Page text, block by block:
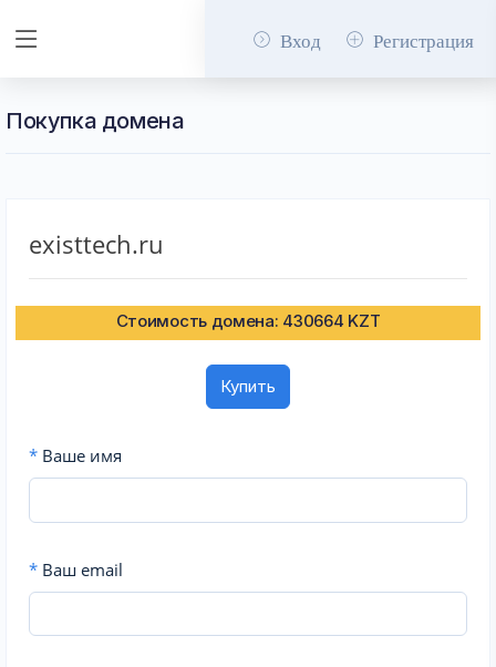
Вход Регистрация
Покупка домена
existtech.ru
Стоимость домена: 430664 KZT
Купить
* Ваше имя
* Ваш email